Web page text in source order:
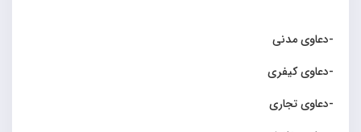
-دعاوی مدنی
-دعاوی کیفری
-دعاوی تجاری